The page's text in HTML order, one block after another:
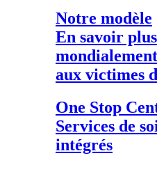
Notre modèle
En savoir
aux victimes
One Stop
Services de
intégrés